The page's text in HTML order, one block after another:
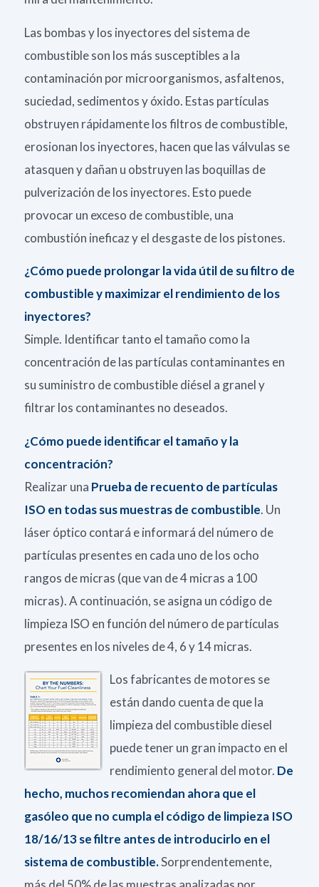
Las bombas y los inyectores del sistema de
combustible son los más susceptibles a la
contaminación por microorganismos, asfaltenos,
suciedad, sedimentos y óxido. Estas partículas
obstruyen rápidamente los filtros de combustible,
erosionan los inyectores, hacen que las válvulas se
atasquen y dañan u obstruyen las boquillas de
pulverización de los inyectores. Esto puede
provocar un exceso de combustible, una
combustión ineficaz y el desgaste de los pistones.
¿Cómo puede prolongar la vida útil de su filtro de
combustible y maximizar el rendimiento de los
inyectores?
Simple. Identificar tanto el tamaño como la
concentración de las partículas contaminantes en
su suministro de combustible diésel a granel y
filtrar los contaminantes no deseados.
¿Cómo puede identificar el tamaño y la
concentración?
Realizar una Prueba de recuento de partículas
ISO en todas sus muestras de combustible. Un
láser óptico contará e informará del número de
partículas presentes en cada uno de los ocho
rangos de micras (que van de 4 micras a 100
micras). A continuación, se asigna un código de
limpieza ISO en función del número de partículas
presentes en los niveles de 4, 6 y 14 micras.
Los fabricantes de motores se
están dando cuenta de que la
limpieza del combustible diesel
puede tener un gran impacto en el
rendimiento general del motor. De
hecho, muchos recomiendan ahora que el
gasóleo que no cumpla el código de limpieza ISO
18/16/13 se filtre antes de introducirlo en el
sistema de combustible.Sorprendentemente,